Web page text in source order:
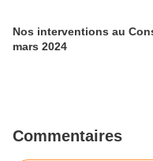
Nos interventions au
mars 2024
Commentaires